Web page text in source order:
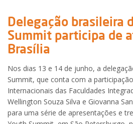
Delegação brasileira
Summit participa de
Brasília
Nos dias 13 e 14 de junho, a
Summit, que conta com a
Internacionais das Faculdades
Wellington Souza Silva e Giovanna
para uma série de apresentações e